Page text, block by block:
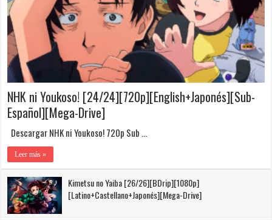
NHK ni Youkoso! [24/24][720p][English+Japonés][Sub-
Español][Mega-Drive]
Descargar NHK ni Youkoso! 720p Sub …
Leer más »
Kimetsu no Yaiba [26/26][BDrip][1080p]
[Latino+Castellano+Japonés][Mega-Drive]